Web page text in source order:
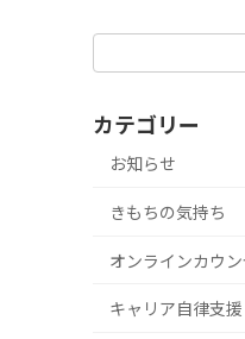
カテゴリー
お知らせ
きもちの気持ち
オンラインカウ
キャリア自律支援